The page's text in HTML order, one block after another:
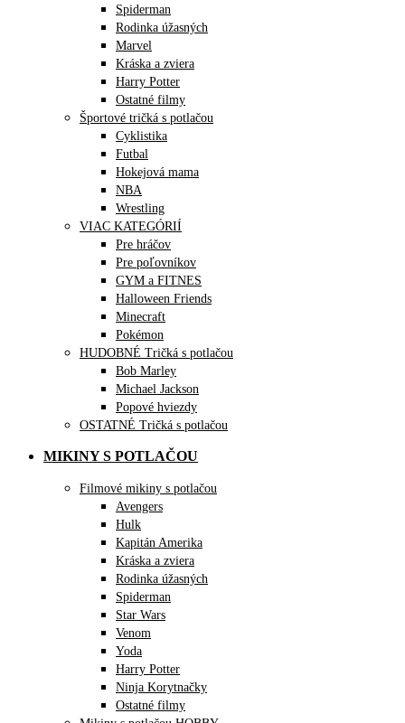
Spiderman
Rodinka úžasných
Marvel
Kráska a zviera
Harry Potter
Ostatné filmy
Športové tričká s potlačou
Cyklistika
Futbal
Hokejová mama
NBA
Wrestling
VIAC KATEGÓRIÍ
Pre hráčov
Pre poľovníkov
GYM a FITNES
Halloween Friends
Minecraft
Pokémon
HUDOBNÉ Tričká s potlačou
Bob Marley
Michael Jackson
Popové hviezdy
OSTATNÉ Tričká s potlačou
MIKINY S POTLAČOU
Filmové mikiny s potlačou
Avengers
Hulk
Kapitán Amerika
Kráska a zviera
Rodinka úžasných
Spiderman
Star Wars
Venom
Yoda
Harry Potter
Ninja Korytnačky
Ostatné filmy